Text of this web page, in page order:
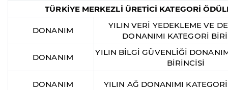
TÜRKİYE MERKEZLİ ÜRETİCİ KATEGORİ
DONANIM
YILIN VERİ YEDEKLEME VE
DONANIMI KATEGORİ
DONANIM
YILIN BİLGİ GÜVENLİĞİ
BİRİNCİSİ
DONANIM YILIN AĞ DONANIMI